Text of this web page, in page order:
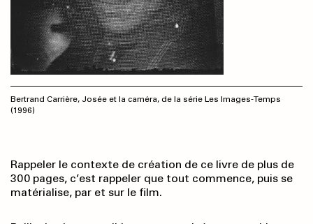
Bertrand Carrière, Josée et la caméra, de la série Les Images-Temps
(1996)
Rappeler le contexte de création de ce livre de plus de
300 pages, c’est rappeler que tout commence, puis se
matérialise, par et sur le film.